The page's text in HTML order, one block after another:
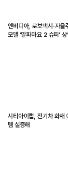
엔비디아, 로보택시·자율
모델 ‘알파마요 2 슈퍼’
시티아이랩, 전기차 화재
템 실증해